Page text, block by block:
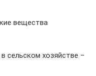
вещества
сельском хозяйстве –